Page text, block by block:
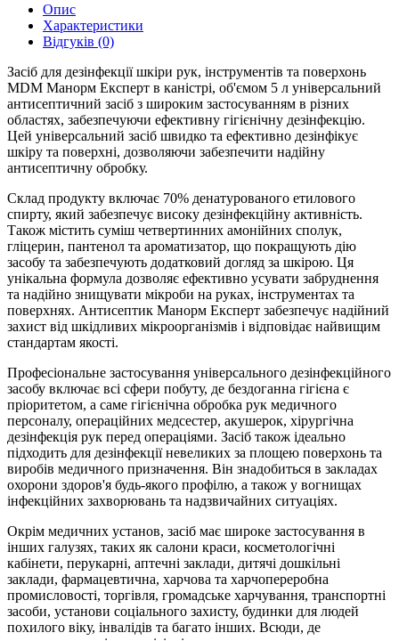
Опис
Характеристики
Відгуків (0)
Засіб для дезінфекції шкіри рук, інструментів та поверхонь
MDM Манорм Експерт в каністрі, об'ємом 5 л універсальний
антисептичний засіб з широким застосуванням в різних
областях, забезпечуючи ефективну гігієнічну дезінфекцію.
Цей універсальний засіб швидко та ефективно дезінфікує
шкіру та поверхні, дозволяючи забезпечити надійну
антисептичну обробку.
Склад продукту включає 70% денатурованого етилового
спирту, який забезпечує високу дезінфекційну активність.
Також містить суміш четвертинних амонійних сполук,
гліцерин, пантенол та ароматизатор, що покращують дію
засобу та забезпечують додатковий догляд за шкірою. Ця
унікальна формула дозволяє ефективно усувати забруднення
та надійно знищувати мікроби на руках, інструментах та
поверхнях. Антисептик Манорм Експерт забезпечує надійний
захист від шкідливих мікроорганізмів і відповідає найвищим
стандартам якості.
Професіональне застосування універсального дезінфекційного
засобу включає всі сфери побуту, де бездоганна гігієна є
пріоритетом, а саме гігієнічна обробка рук медичного
персоналу, операційних медсестер, акушерок, хірургічна
дезінфекція рук перед операціями. Засіб також ідеально
підходить для дезінфекції невеликих за площею поверхонь та
виробів медичного призначення. Він знадобиться в закладах
охорони здоров'я будь-якого профілю, а також у вогнищах
інфекційних захворювань та надзвичайних ситуаціях.
Окрім медичних установ, засіб має широке застосування в
інших галузях, таких як салони краси, косметологічні
кабінети, перукарні, аптечні заклади, дитячі дошкільні
заклади, фармацевтична, харчова та харчопереробна
промисловості, торгівля, громадське харчування, транспортні
засоби, установи соціального захисту, будинки для людей
похилого віку, інвалідів та багато інших. Всюди, де